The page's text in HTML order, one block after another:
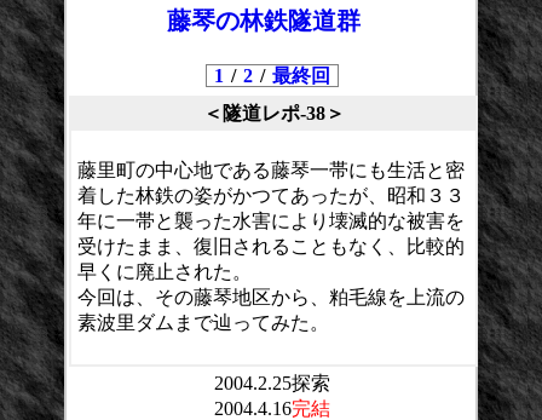
藤琴の林鉄隧道群
1 / 2 / 最終回
＜隧道レポ-38＞
藤里町の中心地である藤琴一帯にも生活と密
着した林鉄の姿がかつてあったが、昭和３３
年に一帯と襲った水害により壊滅的な被害を
受けたまま、復旧されることもなく、比較的
早くに廃止された。
今回は、その藤琴地区から、粕毛線を上流の
素波里ダムまで辿ってみた。
2004.2.25探索
2004.4.16完結